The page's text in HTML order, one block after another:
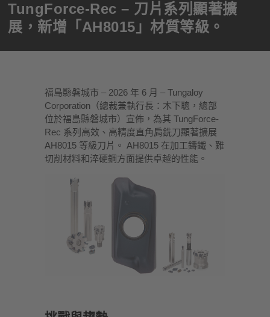
TungForce-Rec – 刀片系列顯著擴
展，新增「AH8015」材質等級。
福島縣磐城市 – 2026 年 6 月 – Tungaloy
Corporation（總裁兼執行長：木下聰，總部
位於福島縣磐城市）宣佈，為其 TungForce-
Rec 系列高效、高精度直角肩銑刀顯著擴展
AH8015 等級刀片。 AH8015 在加工鑄鐵、難
切削材料和淬硬鋼方面提供卓越的性能。